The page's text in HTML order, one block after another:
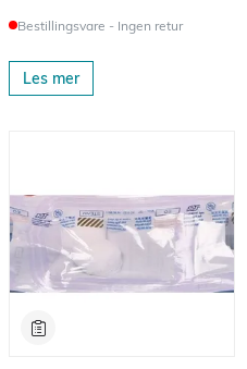
Bestillingsvare - Ingen retur
Les mer